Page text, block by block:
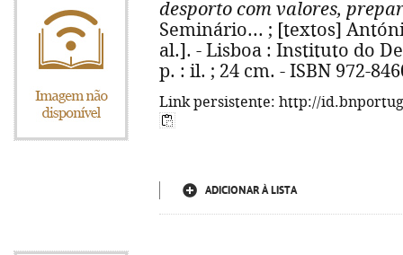
desporto com valores,
Seminário... ; [textos]
al.]. - Lisboa : Instituto do
p. : il. ; 24 cm. - ISBN 972-
Link persistente: http://
ADICIONAR À LISTA